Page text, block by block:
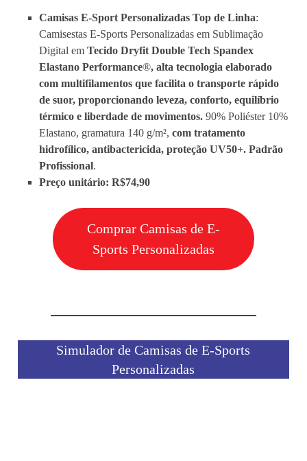
Camisas E-Sport Personalizadas Top de Linha:
Camisestas E-Sports Personalizadas em Sublimação
Digital em Tecido Dryfit Double Tech Spandex
Elastano Performance®, alta tecnologia elaborado
com multifilamentos que facilita o transporte rápido
de suor, proporcionando leveza, conforto, equilíbrio
térmico e liberdade de movimentos. 90% Poliéster 10%
Elastano, gramatura 140 g/m², com tratamento
hidrofílico, antibactericida, proteção UV50+. Padrão
Profissional.
Preço unitário: R$74,90
Comprar Camisas de E-
Sports Personalizadas
Simulador de Camisas de E-Sports
Personalizadas